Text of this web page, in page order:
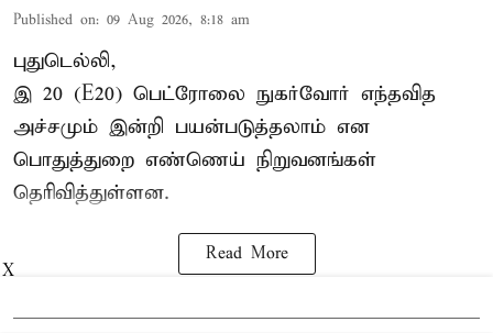
Published on: 09 Aug 2026, 8:18 am
புதுடெல்லி,
இ 20 (E20) பெட்ரோலை நுகர்வோர் எந்தவித
அச்சமும் இன்றி பயன்படுத்தலாம் என
பொதுத்துறை எண்ணெய் நிறுவனங்கள்
தெரிவித்துள்ளன.
Read More
X